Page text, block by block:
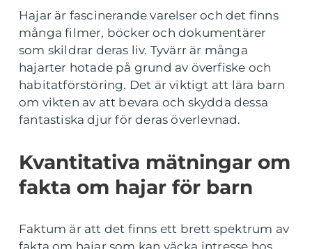
Hajar är fascinerande varelser och det finns
många filmer, böcker och dokumentärer
som skildrar deras liv. Tyvärr är många
hajarter hotade på grund av överfiske och
habitatförstöring. Det är viktigt att lära barn
om vikten av att bevara och skydda dessa
fantastiska djur för deras överlevnad.
Kvantitativa mätningar om
fakta om hajar för barn
Faktum är att det finns ett brett spektrum av
fakta om hajar som kan väcka intresse hos